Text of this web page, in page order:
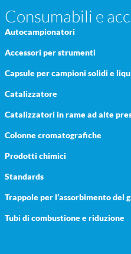
Consumabili e
Autocampionatori
Accessori per strumenti
Capsule per campioni solidi e
Catalizzatore
Catalizzatori in rame ad alte
Colonne cromatografiche
Prodotti chimici
Standards
Trappole per l’assorbimento del
Tubi di combustione e riduzione